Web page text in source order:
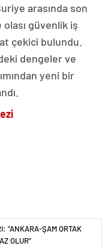
arasında son
güvenlik iş
çekici bulundu.
dengeler ve
yeni bir
“ANKARA-ŞAM ORTAK
OLUR”